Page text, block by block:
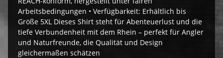
Arbeitsbedingungen • Verfügbarkeit: Erhältlich bis
Größe 5XL Dieses Shirt steht für Abenteuerlust und die
tiefe Verbundenheit mit dem Rhein – perfekt für Angler
und Naturfreunde, die Qualität und Design
gleichermaßen schätzen